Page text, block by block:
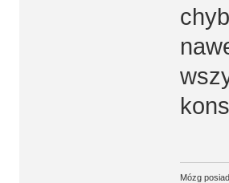
Mózg